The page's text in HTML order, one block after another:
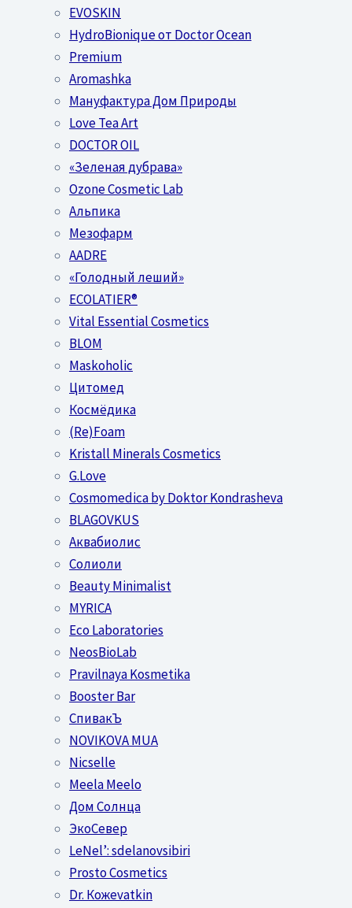
EVOSKIN
HydroBionique от Doctor Ocean
Premium
Aromashka
Мануфактура Дом Природы
Love Tea Art
DOCTOR OIL
«Зеленая дубрава»
Ozone Cosmetic Lab
Альпика
Мезофарм
AADRE
«Голодный леший»
EСОLATIER®
Vital Essential Cosmetics
BLOM
Maskoholic
Цитомед
Космёдика
(Re)Foam
Kristall Minerals Cosmetics
G.Love
Cosmomedica by Doktor Kondrasheva
BLAGOVKUS
Аквабиолис
Солиоли
Beauty Minimalist
MYRICA
Eco Laboratories
NeosBioLab
Pravilnaya Kosmetika
Booster Bar
СпивакЪ
NOVIKOVA MUA
Nicselle
Meela Meelo
Дом Солнца
ЭкоСевер
LeNel’: sdelanovsibiri
Prosto Cosmetics
Dr. Кожеvatkin